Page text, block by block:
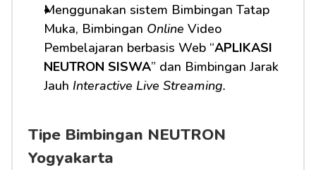
Menggunakan sistem Bimbingan Tatap
Muka, Bimbingan Online Video
Pembelajaran berbasis Web “APLIKASI
NEUTRON SISWA” dan Bimbingan Jarak
Jauh Interactive Live Streaming.
Tipe Bimbingan NEUTRON
Yogyakarta